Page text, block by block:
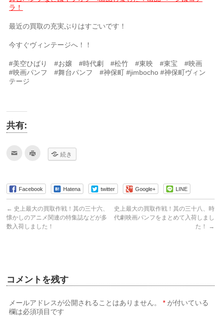
ラ！
最近の買取の充実ぶりはすごいです！
今すぐヴィンテージへ！！
#美空ひばり #お嬢 #時代劇 #松竹 #東映 #東宝 #映画
#映画パンフ #舞台パンフ #神保町 #jimbocho #神保町ヴィン
テージ
共有:
友
達
へ
メ
ー
ル
で
送
ド
ウ
で
き
ま
す)
印
刷
(新
し
い
ウ
ィ
ン
続き
Facebook Hatena twitter Google+ LINE
← 史上最大の買取作戦！其の三十六、
懐かしのアニメ関連の特集誌などが多
数入荷しました！
史上最大の買取作戦！其の三十八、時
代劇映画パンフをまとめて入荷しまし
た！
→
コメントを残す
メールアドレスが公開されることはありません。 * が付いている
欄は必須項目です